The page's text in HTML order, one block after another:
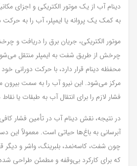
دینام آب از یک موتور الکتریکی و اجزای
به کمک یک پروانه یا ایمپلر، آب را به حرکت
موتور الکتریکی، جریان برق را دریافت و
چرخش از طریق شفت به ایمپلر منتقل
محفظه دینام قرار دارد، با حرکت دورانی خود
مرکز می‌شود. این نیرو آب را به سمت
فشار لازم را برای انتقال آب به طبقات یا
در نتیجه، نقش دینام آب در تأمین فشار
آبرسانی به باغ‌ها حیاتی است. معمولاً این
چون شفت، کاسه‌نمد، بلبرینگ، واشر و
که برای کارکرد بی‌وقفه و مطمئن طراحی